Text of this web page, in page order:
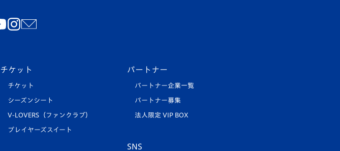
チケット
チケット
シーズンシート
V-LOVERS（ファンクラブ）
プレイヤーズスイート
パートナー
パートナー企業一覧
パートナー募集
法人限定 VIP BOX
SNS